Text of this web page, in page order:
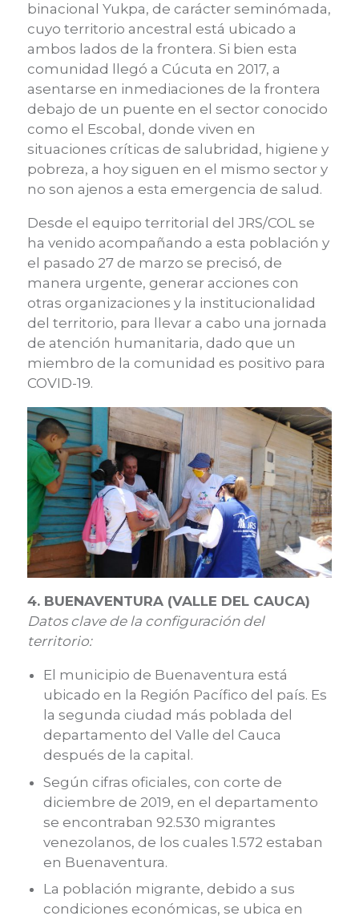
binacional Yukpa, de carácter seminómada,
cuyo territorio ancestral está ubicado a
ambos lados de la frontera. Si bien esta
comunidad llegó a Cúcuta en 2017, a
asentarse en inmediaciones de la frontera
debajo de un puente en el sector conocido
como el Escobal, donde viven en
situaciones críticas de salubridad, higiene y
pobreza, a hoy siguen en el mismo sector y
no son ajenos a esta emergencia de salud.
Desde el equipo territorial del JRS/COL se
ha venido acompañando a esta población y
el pasado 27 de marzo se precisó, de
manera urgente, generar acciones con
otras organizaciones y la institucionalidad
del territorio, para llevar a cabo una jornada
de atención humanitaria, dado que un
miembro de la comunidad es positivo para
COVID-19.
4. BUENAVENTURA (VALLE DEL CAUCA)
Datos clave de la configuración del
territorio:
El municipio de Buenaventura está
ubicado en la Región Pacífico del país. Es
la segunda ciudad más poblada del
departamento del Valle del Cauca
después de la capital.
Según cifras oficiales, con corte de
diciembre de 2019, en el departamento
se encontraban 92.530 migrantes
venezolanos, de los cuales 1.572 estaban
en Buenaventura.
La población migrante, debido a sus
condiciones económicas, se ubica en